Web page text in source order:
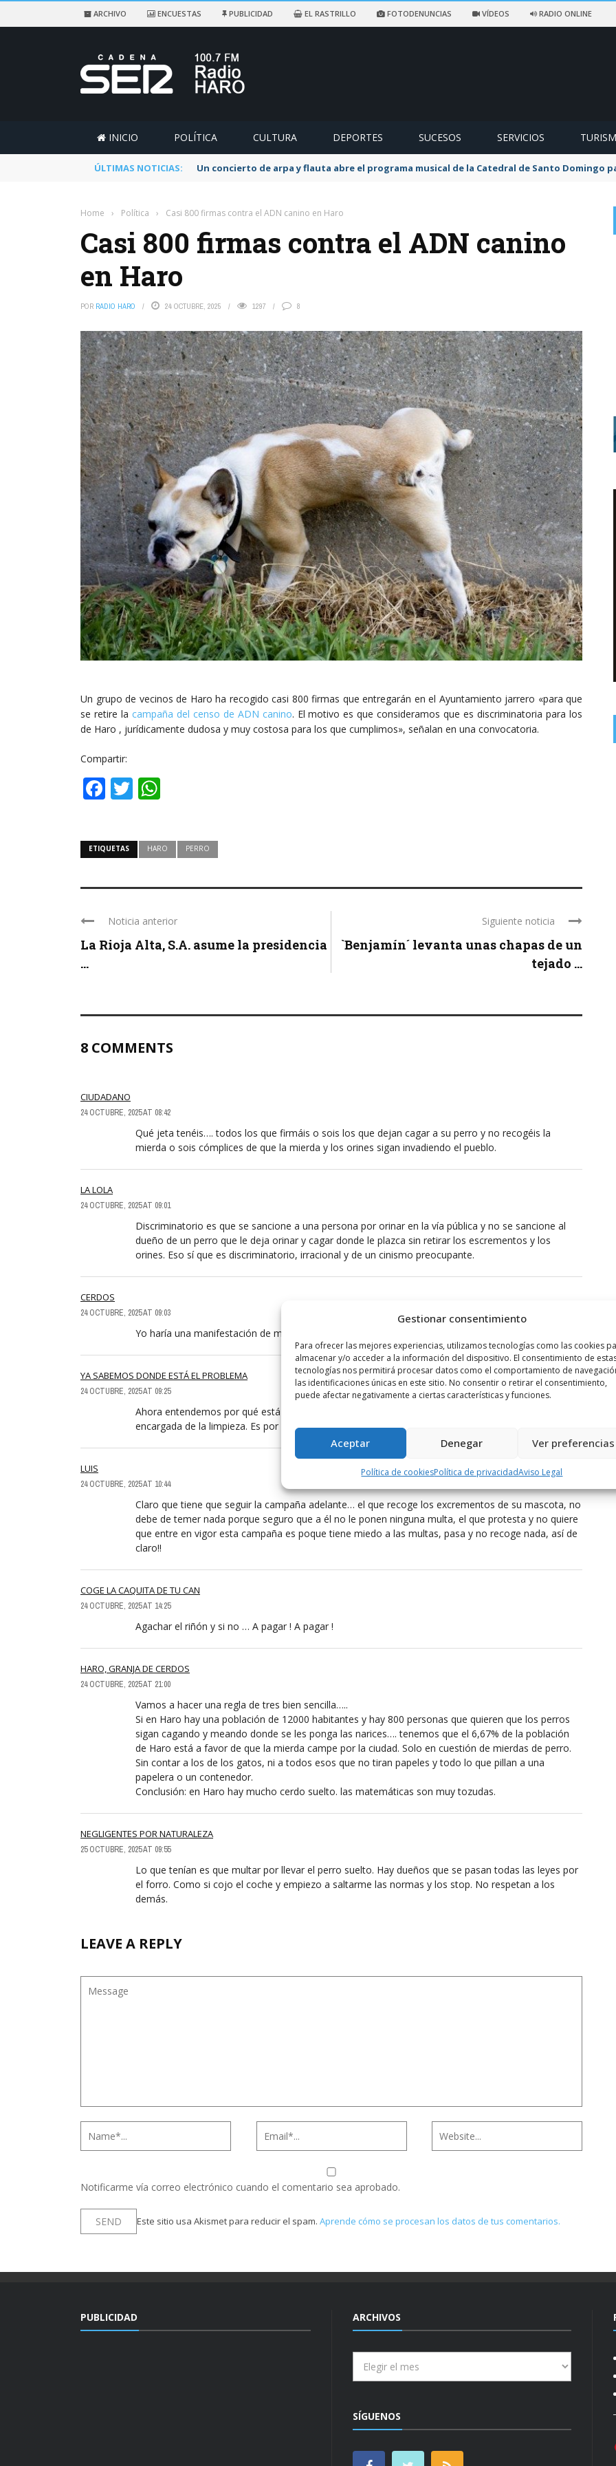
Gestionar consentimiento
Para ofrecer las mejores experiencias, utilizamos tecnologías como las cookies
almacenar y/o acceder a la información del dispositivo. El consentimiento de
tecnologías nos permitirá procesar datos como el comportamiento de
las identificaciones únicas en este sitio. No consentir o retirar el consentimiento,
puede afectar negativamente a ciertas características y funciones.
Aceptar Denegar Ver preferencias
Política de cookiesPolítica de privacidadAviso Legal
ARCHIVO ENCUESTAS PUBLICIDAD EL RASTRILLO FOTODENUNCIAS VÍDEOS RADIO ONLINE
INICIO POLÍTICA CULTURA DEPORTES SUCESOS SERVICIOS
ÚLTIMAS NOTICIAS: Un concierto de arpa y flauta abre el programa musical de la Catedral de Santo Domingo
Home › Política › Casi 800 firmas contra el ADN canino en Haro
Casi 800 firmas contra el ADN canino
en Haro
POR RADIO HARO 24 OCTUBRE, 2025 1297 8
Un grupo de vecinos de Haro ha recogido casi 800 firmas que entregarán en el Ayuntamiento jarrero «para que
se retire la campaña del censo de ADN canino. El motivo es que consideramos que es discriminatoria para los
de Haro , jurídicamente dudosa y muy costosa para los que cumplimos», señalan en una convocatoria.
Compartir:
Facebook
Twitter
ETIQUETAS HARO PERRO
Noticia anterior
La Rioja Alta, S.A. asume la presidencia
...
Siguiente noticia
`Benjamín´ levanta unas chapas de un
tejado ...
8 COMMENTS
CIUDADANO
24 OCTUBRE, 2025 AT 08:42
Qué jeta tenéis…. todos los que firmáis o sois los que dejan cagar a su perro y no recogéis la
mierda o sois cómplices de que la mierda y los orines sigan invadiendo el pueblo.
LA LOLA
24 OCTUBRE, 2025 AT 09:01
Discriminatorio es que se sancione a una persona por orinar en la vía pública y no se sancione al
dueño de un perro que le deja orinar y cagar donde le plazca sin retirar los escrementos y los
orines. Eso sí que es discriminatorio, irracional y de un cinismo preocupante.
CERDOS
24 OCTUBRE, 2025 AT 09:03
Yo haría una manifestación de mierdas en los portales de los 800 firmantes.
YA SABEMOS DONDE ESTÁ EL PROBLEMA
24 OCTUBRE, 2025 AT 09:25
Ahora entendemos por qué está la ciudad como está, no? No es la falta de limpieza de la empresa
encargada de la limpieza. Es por la cantidad de cerdos de dos patas que hay en Haro.
LUIS
24 OCTUBRE, 2025 AT 10:44
Claro que tiene que seguir la campaña adelante… el que recoge los excrementos de su mascota, no
debe de temer nada porque seguro que a él no le ponen ninguna multa, el que protesta y no quiere
que entre en vigor esta campaña es poque tiene miedo a las multas, pasa y no recoge nada, así de
claro!!
COGE LA CAQUITA DE TU CAN
24 OCTUBRE, 2025 AT 14:25
Agachar el riñón y si no … A pagar ! A pagar !
HARO, GRANJA DE CERDOS
24 OCTUBRE, 2025 AT 21:00
Vamos a hacer una regla de tres bien sencilla…..
Si en Haro hay una población de 12000 habitantes y hay 800 personas que quieren que los perros
sigan cagando y meando donde se les ponga las narices…. tenemos que el 6,67% de la población
de Haro está a favor de que la mierda campe por la ciudad. Solo en cuestión de mierdas de perro.
Sin contar a los de los gatos, ni a todos esos que no tiran papeles y todo lo que pillan a una
papelera o un contenedor.
Conclusión: en Haro hay mucho cerdo suelto. las matemáticas son muy tozudas.
NEGLIGENTES POR NATURALEZA
25 OCTUBRE, 2025 AT 09:55
Lo que tenían es que multar por llevar el perro suelto. Hay dueños que se pasan todas las leyes por
el forro. Como si cojo el coche y empiezo a saltarme las normas y los stop. No respetan a los
demás.
LEAVE A REPLY
Notificarme vía correo electrónico cuando el comentario sea aprobado.
Este sitio usa Akismet para reducir el spam. Aprende cómo se procesan los datos de tus comentarios.
PUBLICIDAD ARCHIVOS
SÍGUENOS